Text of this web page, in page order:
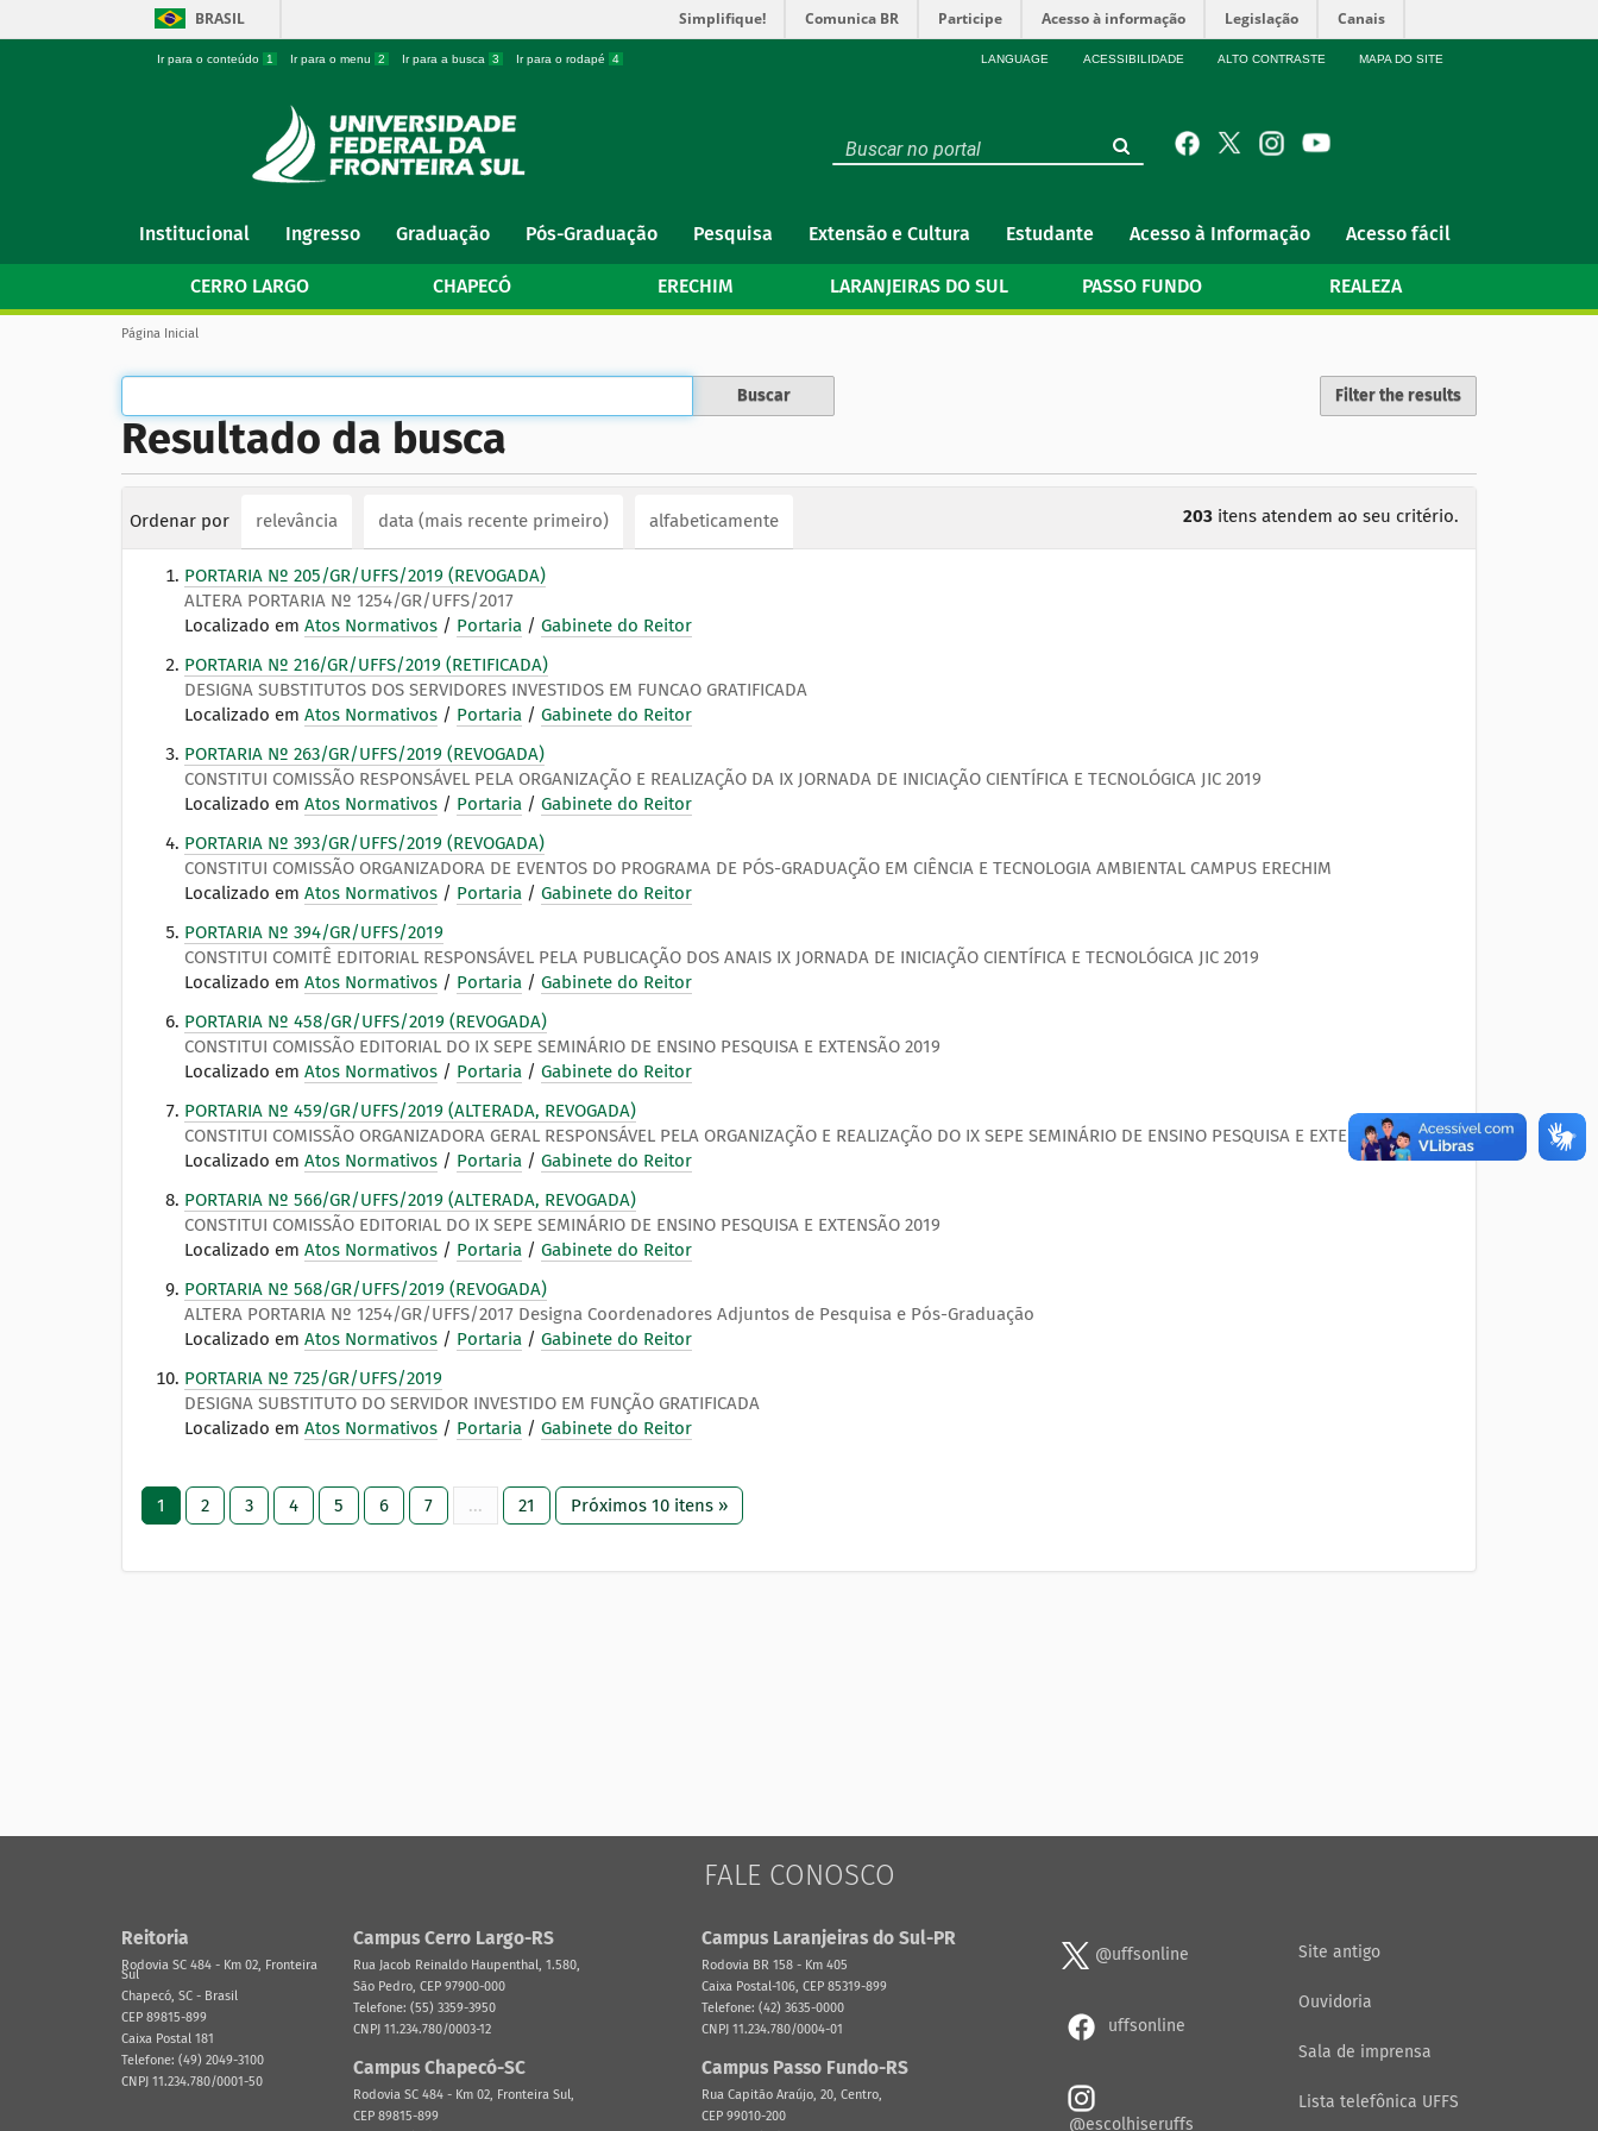
BRASIL Simplifique! Comunica BR Participe Acesso à informação Legislação Canais
Ir para o conteúdo 1 Ir para o menu 2 Ir para a busca 3 Ir para o rodapé 4 LANGUAGE ACESSIBILIDADE ALTO CONTRASTE MAPA DO SITE
v
g
Institucional Ingresso Graduação Pós-Graduação Pesquisa Extensão e Cultura Estudante Acesso à Informação Acesso fácil
CERRO LARGO CHAPECÓ ERECHIM LARANJEIRAS DO SUL PASSO FUNDO REALEZA
V
ê
s
á
a
:
Página Inicial
Filter the results
Resultado da busca
203 itens atendem ao seu critério.
Ordenar por relevância data (mais recente primeiro) alfabeticamente
PORTARIA Nº 205/GR/UFFS/2019 (REVOGADA)
ALTERA PORTARIA Nº 1254/GR/UFFS/2017
Localizado em Atos Normativos / Portaria / Gabinete do Reitor
PORTARIA Nº 216/GR/UFFS/2019 (RETIFICADA)
DESIGNA SUBSTITUTOS DOS SERVIDORES INVESTIDOS EM FUNCAO GRATIFICADA
Localizado em Atos Normativos / Portaria / Gabinete do Reitor
PORTARIA Nº 263/GR/UFFS/2019 (REVOGADA)
CONSTITUI COMISSÃO RESPONSÁVEL PELA ORGANIZAÇÃO E REALIZAÇÃO DA IX JORNADA DE INICIAÇÃO CIENTÍFICA E TECNOLÓGICA JIC 2019
Localizado em Atos Normativos / Portaria / Gabinete do Reitor
PORTARIA Nº 393/GR/UFFS/2019 (REVOGADA)
CONSTITUI COMISSÃO ORGANIZADORA DE EVENTOS DO PROGRAMA DE PÓS-GRADUAÇÃO EM CIÊNCIA E TECNOLOGIA AMBIENTAL CAMPUS ERECHIM
Localizado em Atos Normativos / Portaria / Gabinete do Reitor
PORTARIA Nº 394/GR/UFFS/2019
CONSTITUI COMITÊ EDITORIAL RESPONSÁVEL PELA PUBLICAÇÃO DOS ANAIS IX JORNADA DE INICIAÇÃO CIENTÍFICA E TECNOLÓGICA JIC 2019
Localizado em Atos Normativos / Portaria / Gabinete do Reitor
PORTARIA Nº 458/GR/UFFS/2019 (REVOGADA)
CONSTITUI COMISSÃO EDITORIAL DO IX SEPE SEMINÁRIO DE ENSINO PESQUISA E EXTENSÃO 2019
Localizado em Atos Normativos / Portaria / Gabinete do Reitor
PORTARIA Nº 459/GR/UFFS/2019 (ALTERADA, REVOGADA)
CONSTITUI COMISSÃO ORGANIZADORA GERAL RESPONSÁVEL PELA ORGANIZAÇÃO E REALIZAÇÃO DO IX SEPE SEMINÁRIO DE ENSINO PESQUISA E EXTENSÃO 2019
Localizado em Atos Normativos / Portaria / Gabinete do Reitor
PORTARIA Nº 566/GR/UFFS/2019 (ALTERADA, REVOGADA)
CONSTITUI COMISSÃO EDITORIAL DO IX SEPE SEMINÁRIO DE ENSINO PESQUISA E EXTENSÃO 2019
Localizado em Atos Normativos / Portaria / Gabinete do Reitor
PORTARIA Nº 568/GR/UFFS/2019 (REVOGADA)
ALTERA PORTARIA Nº 1254/GR/UFFS/2017 Designa Coordenadores Adjuntos de Pesquisa e Pós-Graduação
Localizado em Atos Normativos / Portaria / Gabinete do Reitor
PORTARIA Nº 725/GR/UFFS/2019
DESIGNA SUBSTITUTO DO SERVIDOR INVESTIDO EM FUNÇÃO GRATIFICADA
Localizado em Atos Normativos / Portaria / Gabinete do Reitor
1 2 3 4 5 6 7 ... 21 Próximos 10 itens »
FALE CONOSCO
Reitoria
Rodovia SC 484 - Km 02, Fronteira
Sul
Chapecó, SC - Brasil
CEP 89815-899
Caixa Postal 181
Telefone: (49) 2049-3100
CNPJ 11.234.780/0001-50
Campus Cerro Largo-RS
Rua Jacob Reinaldo Haupenthal, 1.580,
São Pedro, CEP 97900-000
Telefone: (55) 3359-3950
CNPJ 11.234.780/0003-12
Campus Chapecó-SC
Rodovia SC 484 - Km 02, Fronteira Sul,
CEP 89815-899
Campus Laranjeiras do Sul-PR
Rodovia BR 158 - Km 405
Caixa Postal-106, CEP 85319-899
Telefone: (42) 3635-0000
CNPJ 11.234.780/0004-01
Campus Passo Fundo-RS
Rua Capitão Araújo, 20, Centro,
CEP 99010-200
@uffsonline
uffsonline
@escolhiseruffs
Site antigo
Ouvidoria
Sala de imprensa
Lista telefônica UFFS